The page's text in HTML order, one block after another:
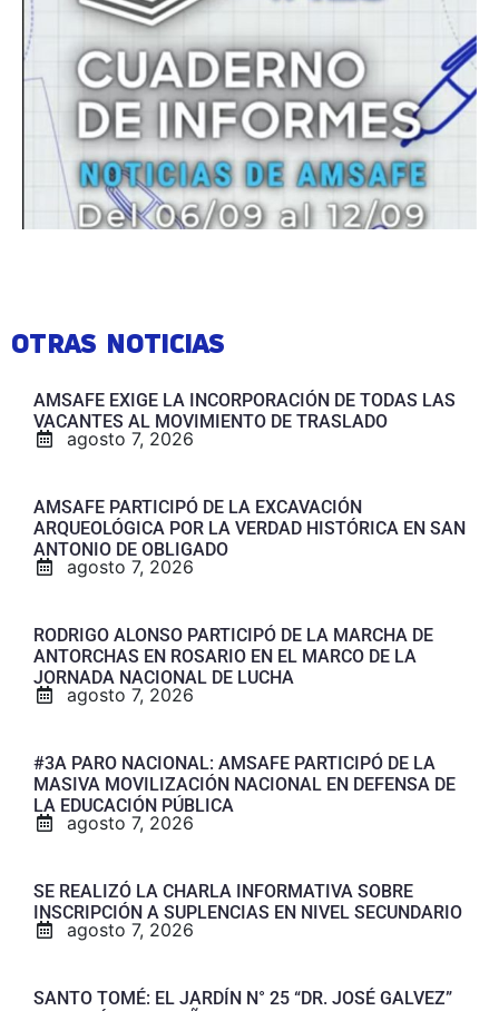
OTRAS NOTICIAS
AMSAFE EXIGE LA INCORPORACIÓN DE TODAS LAS
VACANTES AL MOVIMIENTO DE TRASLADO
agosto 7, 2026
AMSAFE PARTICIPÓ DE LA EXCAVACIÓN
ARQUEOLÓGICA POR LA VERDAD HISTÓRICA EN SAN
ANTONIO DE OBLIGADO
agosto 7, 2026
RODRIGO ALONSO PARTICIPÓ DE LA MARCHA DE
ANTORCHAS EN ROSARIO EN EL MARCO DE LA
JORNADA NACIONAL DE LUCHA
agosto 7, 2026
#3A PARO NACIONAL: AMSAFE PARTICIPÓ DE LA
MASIVA MOVILIZACIÓN NACIONAL EN DEFENSA DE
LA EDUCACIÓN PÚBLICA
agosto 7, 2026
SE REALIZÓ LA CHARLA INFORMATIVA SOBRE
INSCRIPCIÓN A SUPLENCIAS EN NIVEL SECUNDARIO
agosto 7, 2026
SANTO TOMÉ: EL JARDÍN N° 25 “DR. JOSÉ GALVEZ”